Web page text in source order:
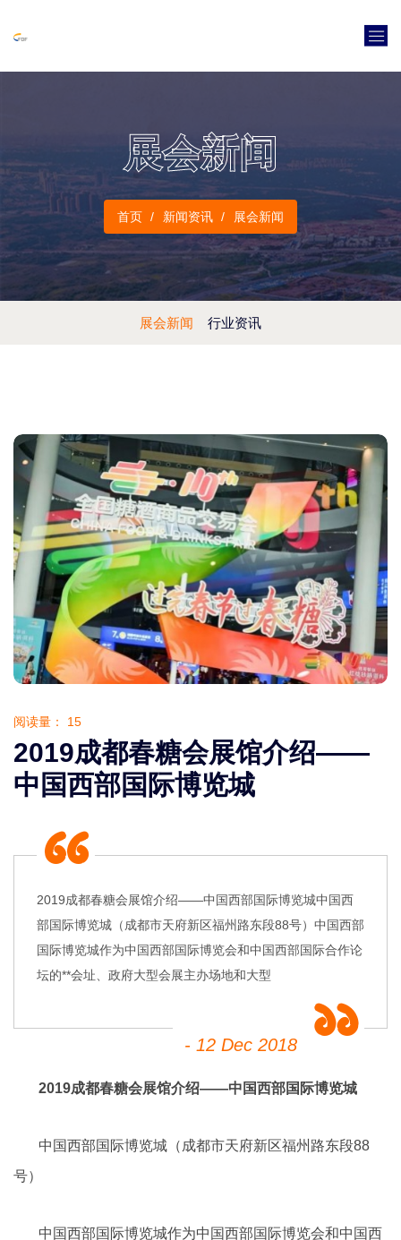
展会新闻
首页 新闻资讯 展会新闻
展会新闻 行业资讯
阅读量： 15
2019成都春糖会展馆介绍——
中国西部国际博览城
2019成都春糖会展馆介绍——中国西部国际博览城中国西
部国际博览城（成都市天府新区福州路东段88号）中国西部
国际博览城作为中国西部国际博览会和中国西部国际合作论
坛的**会址、政府大型会展主办场地和大型
- 12 Dec 2018
2019成都春糖会展馆介绍——中国西部国际博览城
中国西部国际博览城（成都市天府新区福州路东段88
号）
中国西部国际博览城作为中国西部国际博览会和中国西